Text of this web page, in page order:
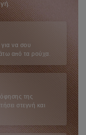
για να σου
από τα ρούχα.
της
στεγνή και